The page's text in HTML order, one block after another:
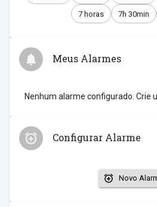
7 horas 7h 30min
Meus Alarmes
Nenhum alarme configurado. Crie
Configurar Alarme
Novo